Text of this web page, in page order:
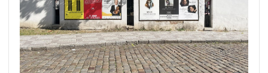
Praha 1
Klášterská